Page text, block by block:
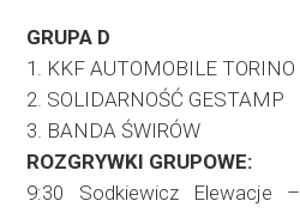
GRUPA D
1. KKF AUTOMOBILE
2. SOLIDARNOŚĆ GESTAMP
3. BANDA ŚWIRÓW
ROZGRYWKI GRUPOWE:
9:30 Sodkiewicz Elewacje